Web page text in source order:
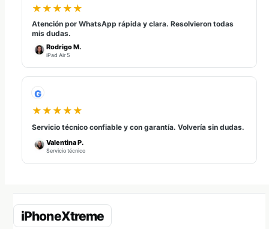
★★★★★
Atención por WhatsApp rápida y clara. Resolvieron todas
mis dudas.
Rodrigo M.
iPad Air 5
G
★★★★★
Servicio técnico confiable y con garantía. Volvería sin dudas.
Valentina P.
Servicio técnico